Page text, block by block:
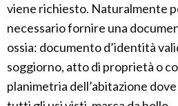
viene richiesto. Naturalmente
necessario fornire una
ossia: documento d’identità
soggiorno, atto di proprietà o
planimetria dell’abitazione